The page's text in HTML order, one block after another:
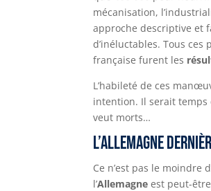
mécanisation,
approche descriptive et
d’inéluctables. Tous
française furent les
L’habileté de ces
intention. Il serait temps
veut morts…
L’Allemagne
Ce n’est pas le moindre
l’Allemagneest peut-